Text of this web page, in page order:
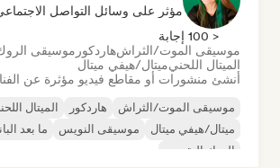
مؤثر على وسائل التواصل
< 100 إجابة
موسيقى الموت/الثراشهاردكور موسيقى
الميتال اللحنيميتال/هيفي ميتال
أنشئ منشورات أو مقاطع فيديو مؤثرة عن
موسيقى الموت/الثراش هاردكور
الميتال
ميتال/هيفي ميتال
موسيقى النويس ما بعد
الروك التقدمي